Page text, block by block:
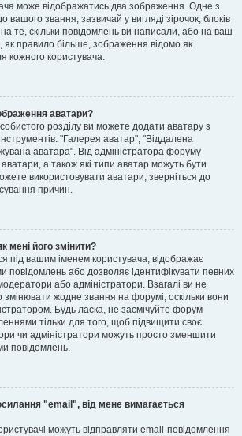
може відображатись два зображення. Одне з
вашого звання, зазвичай у вигляді зірочок, блоків
на те, скільки повідомлень ви написали, або на ваш
як правило більше, зображення відомо як
кожного користувача.
аватари?
розділу ви можете додати аватару з
"Галерея аватар", "Віддалена
аватара". Від адміністратора форуму
а також які типи аватар можуть бути
використовувати аватари, зверніться до
причин.
мені його змінити?
під вашим іменем користувача, відображає
повідомлень або дозволяє ідентифікувати певних
або адміністратори. Взагалі ви не
жодне звання на форумі, оскільки вони
Будь ласка, не засмічуйте форум
тільки для того, щоб підвищити своє
чи адміністратори можуть просто зменшити
повідомлень.
"email", від мене вимагається
можуть відправляти email-повідомлення